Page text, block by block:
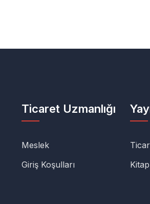
Ticaret Uzmanlığı
Meslek
Giriş Koşulları